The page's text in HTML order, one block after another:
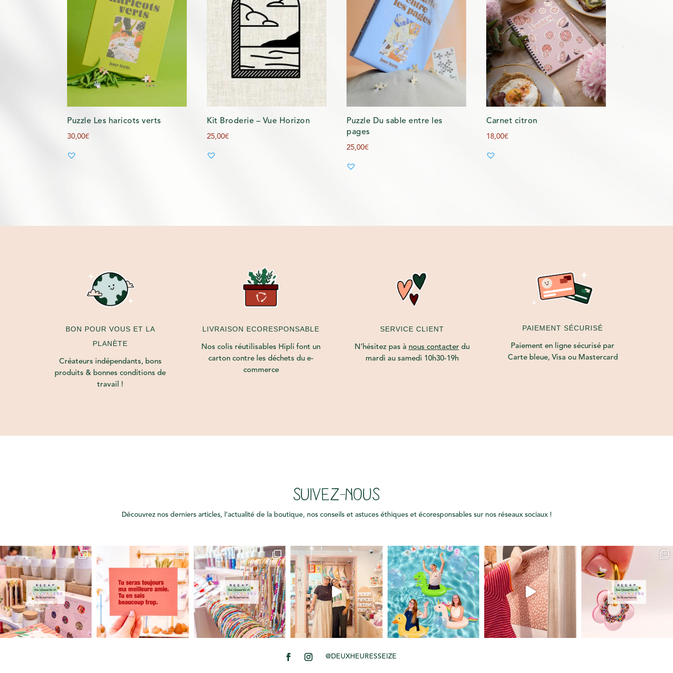
Puzzle Les haricots verts
30,00€
Kit Broderie – Vue Horizon
25,00€
Puzzle Du sable entre les
pages
25,00€
Carnet citron
18,00€
BON POUR VOUS ET LA
PLANÈTE
Créateurs indépendants, bons
produits & bonnes conditions de
travail !
LIVRAISON ECORESPONSABLE
Nos colis réutilisables Hipli font un
carton contre les déchets du e-
commerce
SERVICE CLIENT
N’hésitez pas à nous contacter du
mardi au samedi 10h30-19h
PAIEMENT SÉCURISÉ
Paiement en ligne sécurisé par
Carte bleue, Visa ou Mastercard
SUIVEZ-NOUS
Découvrez nos derniers articles, l’actualité de la boutique, nos conseils et astuces éthiques et écoresponsables sur nos réseaux sociaux !
@DEUXHEURESSEIZE